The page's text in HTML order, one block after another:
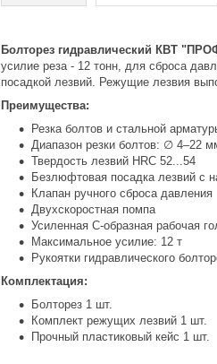
Болторез гидравлический КВТ
усилие реза - 12 тонн, для сброса
посадкой лезвий. Режущие лезвия
Преимущества:
Резка болтов и стальной
Диапазон резки болтов: ∅ 4–22
Твердость лезвий HRC 52...54
Безлюфтовая посадка лезвий с
Клапан ручного сброса давления
Двухскоростная помпа
Усиленная С-образная рабочая
Максимальное усилие: 12 т
Рукоятки гидравлического
Комплектация:
Болторез 1 шт.
Комплект режущих лезвий 1 шт.
Прочный пластиковый кейс 1 шт.